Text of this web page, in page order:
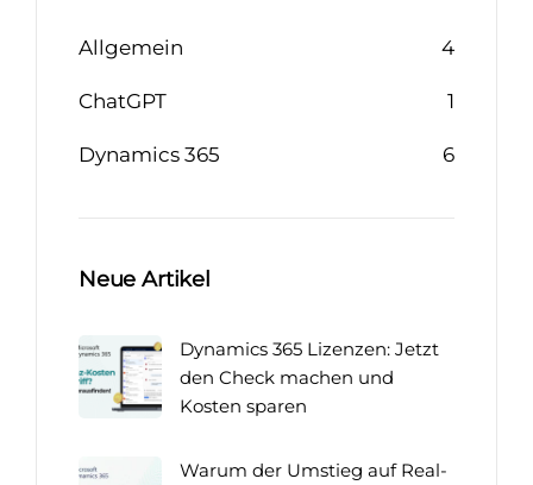
Allgemein 4
ChatGPT 1
Dynamics 365 6
Neue Artikel
Dynamics 365 Lizenzen: Jetzt
den Check machen und
Kosten sparen
Warum der Umstieg auf Real-